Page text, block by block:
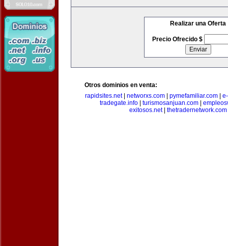
Realizar una Oferta
Precio Ofrecido $
Otros dominios en venta:
rapidsites.net| networxs.com| pymefamiliar.com|
tradegate.info| turismosanjuan.com|
exitosos.net| thetradernetwork.com